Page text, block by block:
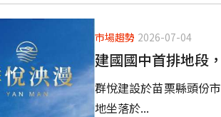
市場趨勢 2026-07-04
建國國中首排地段
群悅建設於苗栗縣頭份
地坐落於...